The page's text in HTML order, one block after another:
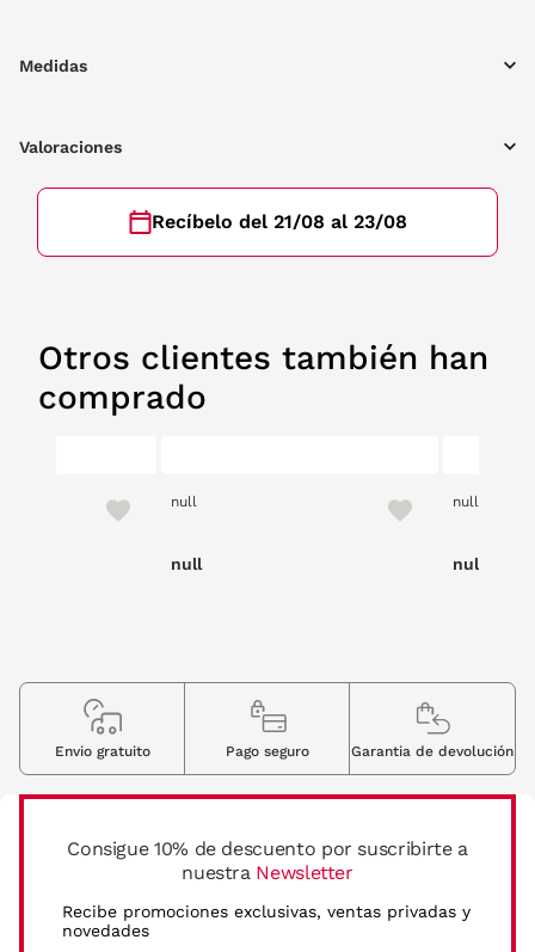
Medidas
Valoraciones
Recíbelo del 21/08 al 23/08
Otros clientes también han
comprado
null
null
null
null
Consigue 10% de descuento por suscribirte a
nuestra Newsletter
Recibe promociones exclusivas, ventas privadas y
novedades
Envio gratuito Pago seguro Garantia de devolución